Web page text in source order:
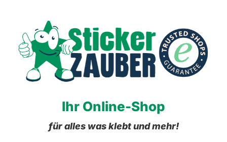
Ihr Online-Shop
für alles was klebt und mehr!